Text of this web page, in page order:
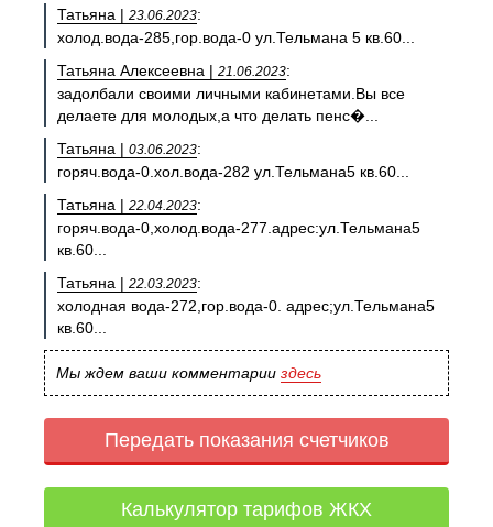
Татьяна | 23.06.2023:
холод.вода-285,гор.вода-0 ул.Тельмана 5 кв.60...
Татьяна Алексеевна | 21.06.2023:
задолбали своими личными кабинетами.Вы все
делаете для молодых,а что делать пенс�...
Татьяна | 03.06.2023:
горяч.вода-0.хол.вода-282 ул.Тельмана5 кв.60...
Татьяна | 22.04.2023:
горяч.вода-0,холод.вода-277.адрес:ул.Тельмана5
кв.60...
Татьяна | 22.03.2023:
холодная вода-272,гор.вода-0. адрес;ул.Тельмана5
кв.60...
Мы ждем ваши комментарии здесь
Передать показания счетчиков
Калькулятор тарифов ЖКХ